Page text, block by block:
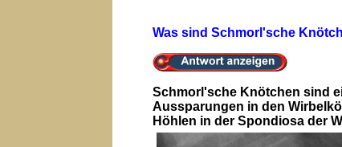
Was sind Schmorl'sche
Schmorl'sche Knötchen sind
Aussparungen in den
Höhlen in der Spondiosa der